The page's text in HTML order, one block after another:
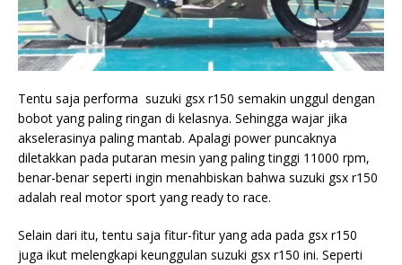
Tentu saja performa suzuki gsx r150 semakin unggul dengan
bobot yang paling ringan di kelasnya. Sehingga wajar jika
akselerasinya paling mantab. Apalagi power puncaknya
diletakkan pada putaran mesin yang paling tinggi 11000 rpm,
benar-benar seperti ingin menahbiskan bahwa suzuki gsx r150
adalah real motor sport yang ready to race.
Selain dari itu, tentu saja fitur-fitur yang ada pada gsx r150
juga ikut melengkapi keunggulan suzuki gsx r150 ini. Seperti